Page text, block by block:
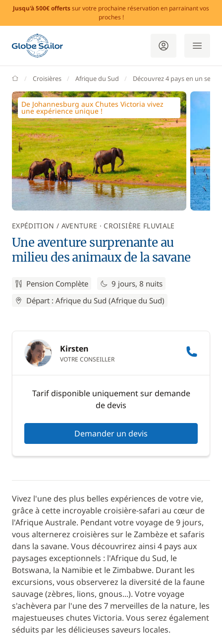
Jusqu'à 500€ offertssur votre prochaine réservation en parrainant vos
proches !
GlobeSailor
Croisières Afrique du Sud Découvrez 4 pays en un seul
De Johannesburg aux Chutes Victoria vivez
une expérience unique !
EXPÉDITION / AVENTURE CROISIÈRE FLUVIALE
Une aventure surprenante au
milieu des animaux de la savane
Pension Complète
9 jours, 8 nuits
Départ : Afrique du Sud (Afrique du Sud)
Kirsten
VOTRE CONSEILLER
Tarif disponible uniquement sur demande
de devis
Demander un devis
Vivez l'une des plus belles expériences de votre vie,
grâce à cette incroyable croisière-safari au cœur de
l'Afrique Australe. Pendant votre voyage de 9 jours,
vous alternerez croisières sur le Zambèze et safaris
dans la savane. Vous découvrirez ainsi 4 pays aux
paysages exceptionnels : l'Afrique du Sud, le
Botswana, la Namibie et le Zimbabwe. Durant les
excursions, vous observerez la diversité de la faune
sauvage (zèbres, lions, gnous...). Votre voyage
s'achèvera par l'une des 7 merveilles de la nature, les
majestueuses chutes Victoria. Vous serez également
séduits par les délicieuses saveurs locales.